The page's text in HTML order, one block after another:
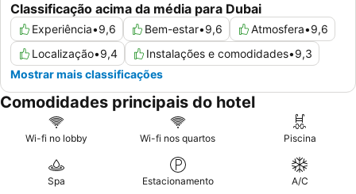
Classificação acima da média para Dubai
Experiência•9,6 Bem-estar•9,6 Atmosfera•9,6
Localização•9,4 Instalações e comodidades•9,3
Mostrar mais classificações
Comodidades principais do hotel
Wi-fi no lobby Wi-fi nos quartos Piscina
Spa Estacionamento A/C